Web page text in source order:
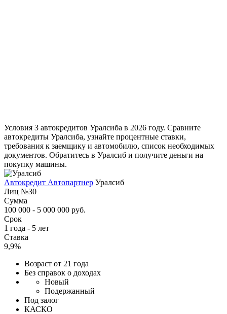
Условия 3 автокредитов Уралсиба в 2026 году. Сравните
автокредиты Уралсиба, узнайте процентные ставки,
требования к заемщику и автомобилю, список необходимых
документов. Обратитесь в Уралсиб и получите деньги на
покупку машины.
Автокредит Автопартнер Уралсиб
Лиц №30
Сумма
100 000 - 5 000 000 руб.
Срок
1 года - 5 лет
Ставка
9,9%
Возраст от 21 года
Без справок о доходах
Новый
Подержанный
Под залог
КАСКО